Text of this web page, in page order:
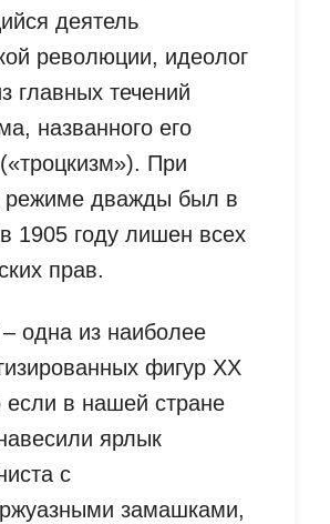
деятель
революции, идеолог
главных течений
названного его
При
режиме дважды был в
1905 году лишен всех
прав.
одна из наиболее
фигур XX
если в нашей стране
ярлык
с
замашками,